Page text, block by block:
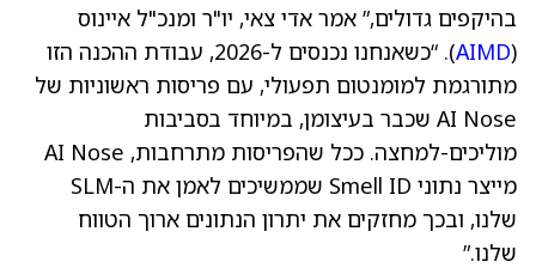
בהיקפים גדולים,” אמר אדי צאי, יו"ר ומנכ"ל איינוס
(
AIMD
). “כשאנחנו נכנסים ל-2026, עבודת ההכנה הזו
מתורגמת למומנטום תפעולי, עם פריסות ראשוניות של
AI Nose שכבר בעיצומן, במיוחד בסביבות
מוליכים-למחצה. ככל שהפריסות מתרחבות, AI Nose
מייצר נתוני Smell ID שממשיכים לאמן את ה-SLM
שלנו, ובכך מחזקים את יתרון הנתונים ארוך הטווח
שלנו.”